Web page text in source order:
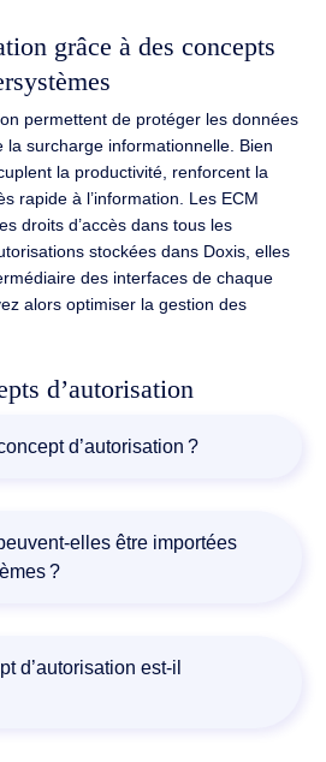
grâce à des concepts
permettent de protéger les données
la surcharge informationnelle. Bien
la productivité, renforcent la
rapide à l’information. Les ECM
droits d’accès dans tous les
stockées dans Doxis, elles
des interfaces de chaque
alors optimiser la gestion des
d’autorisation
d’autorisation ?
cette autorisation s’applique. Une
à savoir qui a accès à quelles
quel point.
elles être importées
?
d’interfaces. Une fois mises en
prennent effet dans chaque
que soit le système sélectionné,
d’autorisation est-il